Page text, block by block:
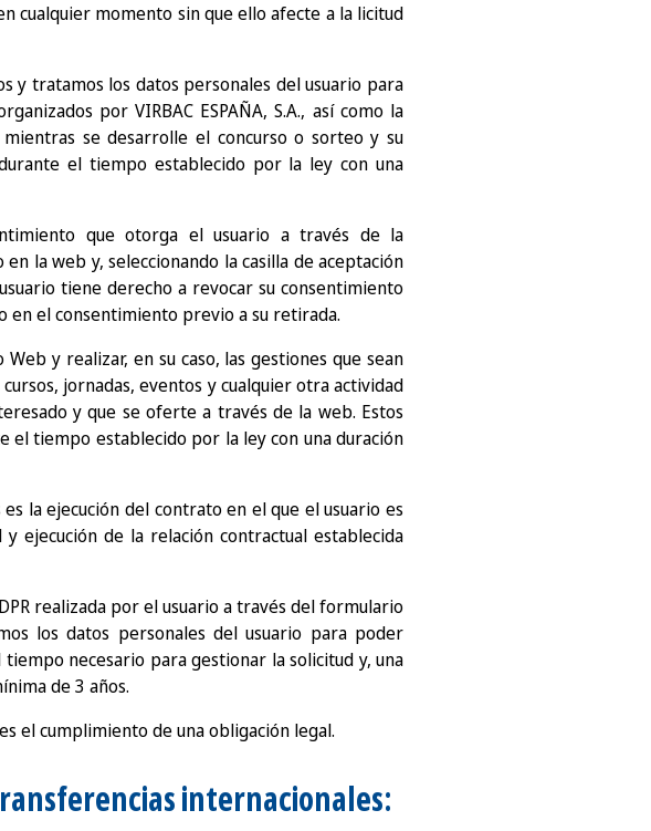
cualquier momento sin que ello afecte a la licitud
y tratamos los datos personales del usuario para
por VIRBAC ESPAÑA, S.A., así como la
se desarrolle el concurso o sorteo y su
el tiempo establecido por la ley con una
que otorga el usuario a través de la
la web y, seleccionando la casilla de aceptación
tiene derecho a revocar su consentimiento
en el consentimiento previo a su retirada.
y realizar, en su caso, las gestiones que sean
jornadas, eventos y cualquier otra actividad
y que se oferte a través de la web. Estos
el tiempo establecido por la ley con una duración
la ejecución del contrato en el que el usuario es
ejecución de la relación contractual establecida
realizada por el usuario a través del formulario
los datos personales del usuario para poder
necesario para gestionar la solicitud y, una
de 3 años.
el cumplimiento de una obligación legal.
internacionales: